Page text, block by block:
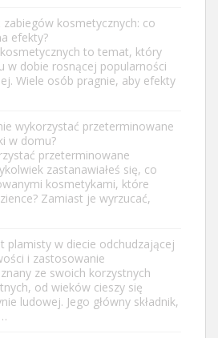
zabiegów kosmetycznych: co
efekty?
to temat, który
w dobie rosnącej popularności
Wiele osób pragnie, aby efekty
wykorzystać przeterminowane
w domu?
przeterminowane
zastanawiałeś się, co
kosmetykami, które
Zamiast je wyrzucać,
plamisty w diecie odchudzającej
i zastosowanie
ze swoich korzystnych
od wieków cieszy się
ludowej. Jego główny składnik,